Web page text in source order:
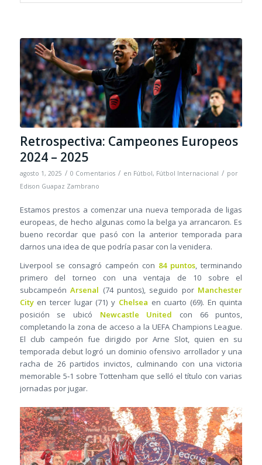
Retrospectiva: Campeones Europeos
2024 – 2025
agosto 1, 2025 / 0 Comentarios / en Fútbol, Fútbol Internacional / por
Edison Guapaz Zambrano
Estamos prestos a comenzar una nueva temporada de ligas
europeas, de hecho algunas como la belga ya arrancaron. Es
bueno recordar que pasó con la anterior temporada para
darnos una idea de que podría pasar con la venidera.
Liverpool se consagró campeón con 84 puntos, terminando
primero del torneo con una ventaja de 10 sobre el
subcampeónArsenal (74 puntos), seguido por Manchester
Cityen tercer lugar (71) y Chelsea en cuarto (69). En quinta
posición se ubicó Newcastle United con 66 puntos,
completando la zona de acceso a la UEFA Champions League.
El club campeón fue dirigido por Arne Slot, quien en su
temporada debut logró un dominio ofensivo arrollador y una
racha de 26 partidos invictos, culminando con una victoria
memorable 5‑1 sobre Tottenham que selló el título con varias
jornadas por jugar.